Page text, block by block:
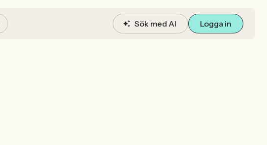
Sök med AI Logga in